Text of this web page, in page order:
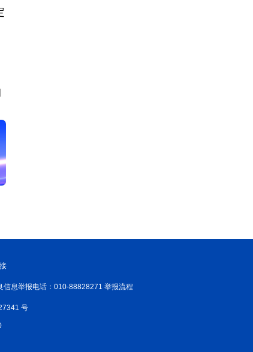
信息举报电话：010-88828271 举报流程
号